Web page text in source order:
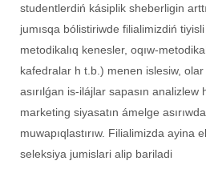
studentlerdiń kásiplik sheberligin
jumısqa bólistiriwde filialimizdiń
metodikalıq kenesler, oqıw-
kafedralar h t.b.) menen islesiw,
asırılǵan is-ilájlar sapasın analizlew
marketing siyasatın ámelge
muwapıqlastırıw. Filialimizda ayina
seleksiya jumislari alip bariladi